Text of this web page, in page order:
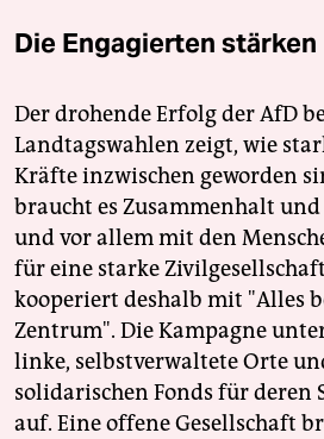
Die Engagierten stärken
Der drohende Erfolg der AfD
Landtagswahlen zeigt, wie
Kräfte inzwischen geworden
braucht es Zusammenhalt
und vor allem mit den
für eine starke
kooperiert deshalb mit "Alles
Zentrum". Die Kampagne
linke, selbstverwaltete Orte
solidarischen Fonds für deren
auf. Eine offene Gesellschaft